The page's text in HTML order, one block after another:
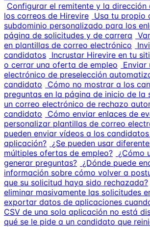
Configurar el remitente y la dirección
los correos de Hirevire Usa tu propio
subdominio personalizado para los
página de solicitudes y de carrera
en plantillas de correo electrónico
candidatos Incrustar Hirevire en tu
o cerrar una oferta de empleo
Enviar
electrónico de preselección
candidato
Cómo no mostrar a los
preguntas en la página de inicio de la
un correo electrónico de rechazo
candidato
Cómo enviar enlaces de
personalizar plantillas de correo
pueden enviar vídeos a los
aplicación? ¿Se pueden usar
múltiples ofertas de empleo? ¿Cómo
generar preguntas? ¿Dónde puede
información sobre cómo volver a
que su solicitud haya sido rechazada?
eliminar masivamente las solicitudes
exportar datos de aplicaciones
CSV de una sola aplicación no está
qué se le pide a un candidato que